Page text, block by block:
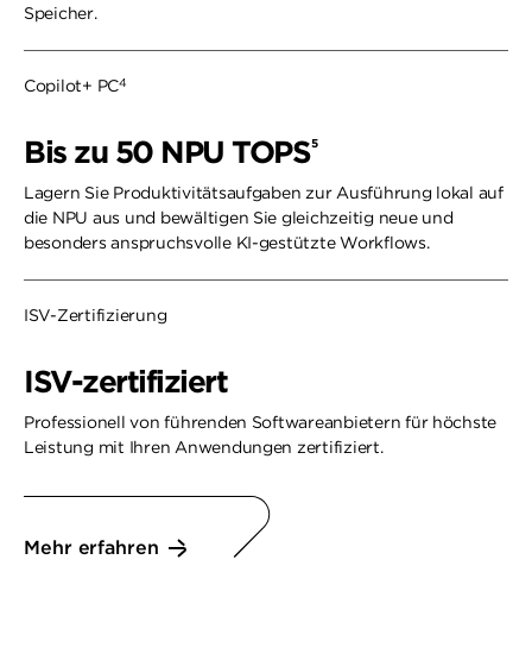
Speicher.
Copilot+ PC4
Bis zu 50 NPU TOPS5
Lagern Sie Produktivitätsaufgaben zur Ausführung lokal auf
die NPU aus und bewältigen Sie gleichzeitig neue und
besonders anspruchsvolle KI-gestützte Workflows.
ISV-Zertifizierung
ISV-zertifiziert
Professionell von führenden Softwareanbietern für höchste
Leistung mit Ihren Anwendungen zertifiziert.
Mehr erfahren